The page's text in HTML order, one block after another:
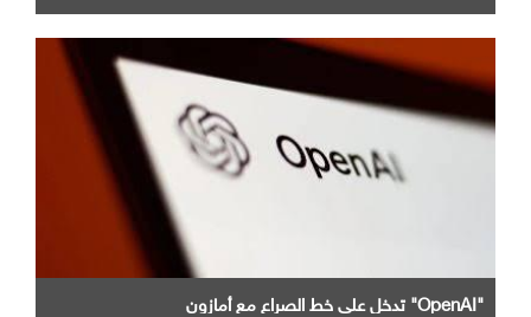
"OpenAI" تدخل علي خط الصراع مع أمازون